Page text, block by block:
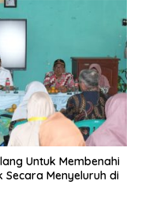
Untuk Membenahi
Secara Menyeluruh di